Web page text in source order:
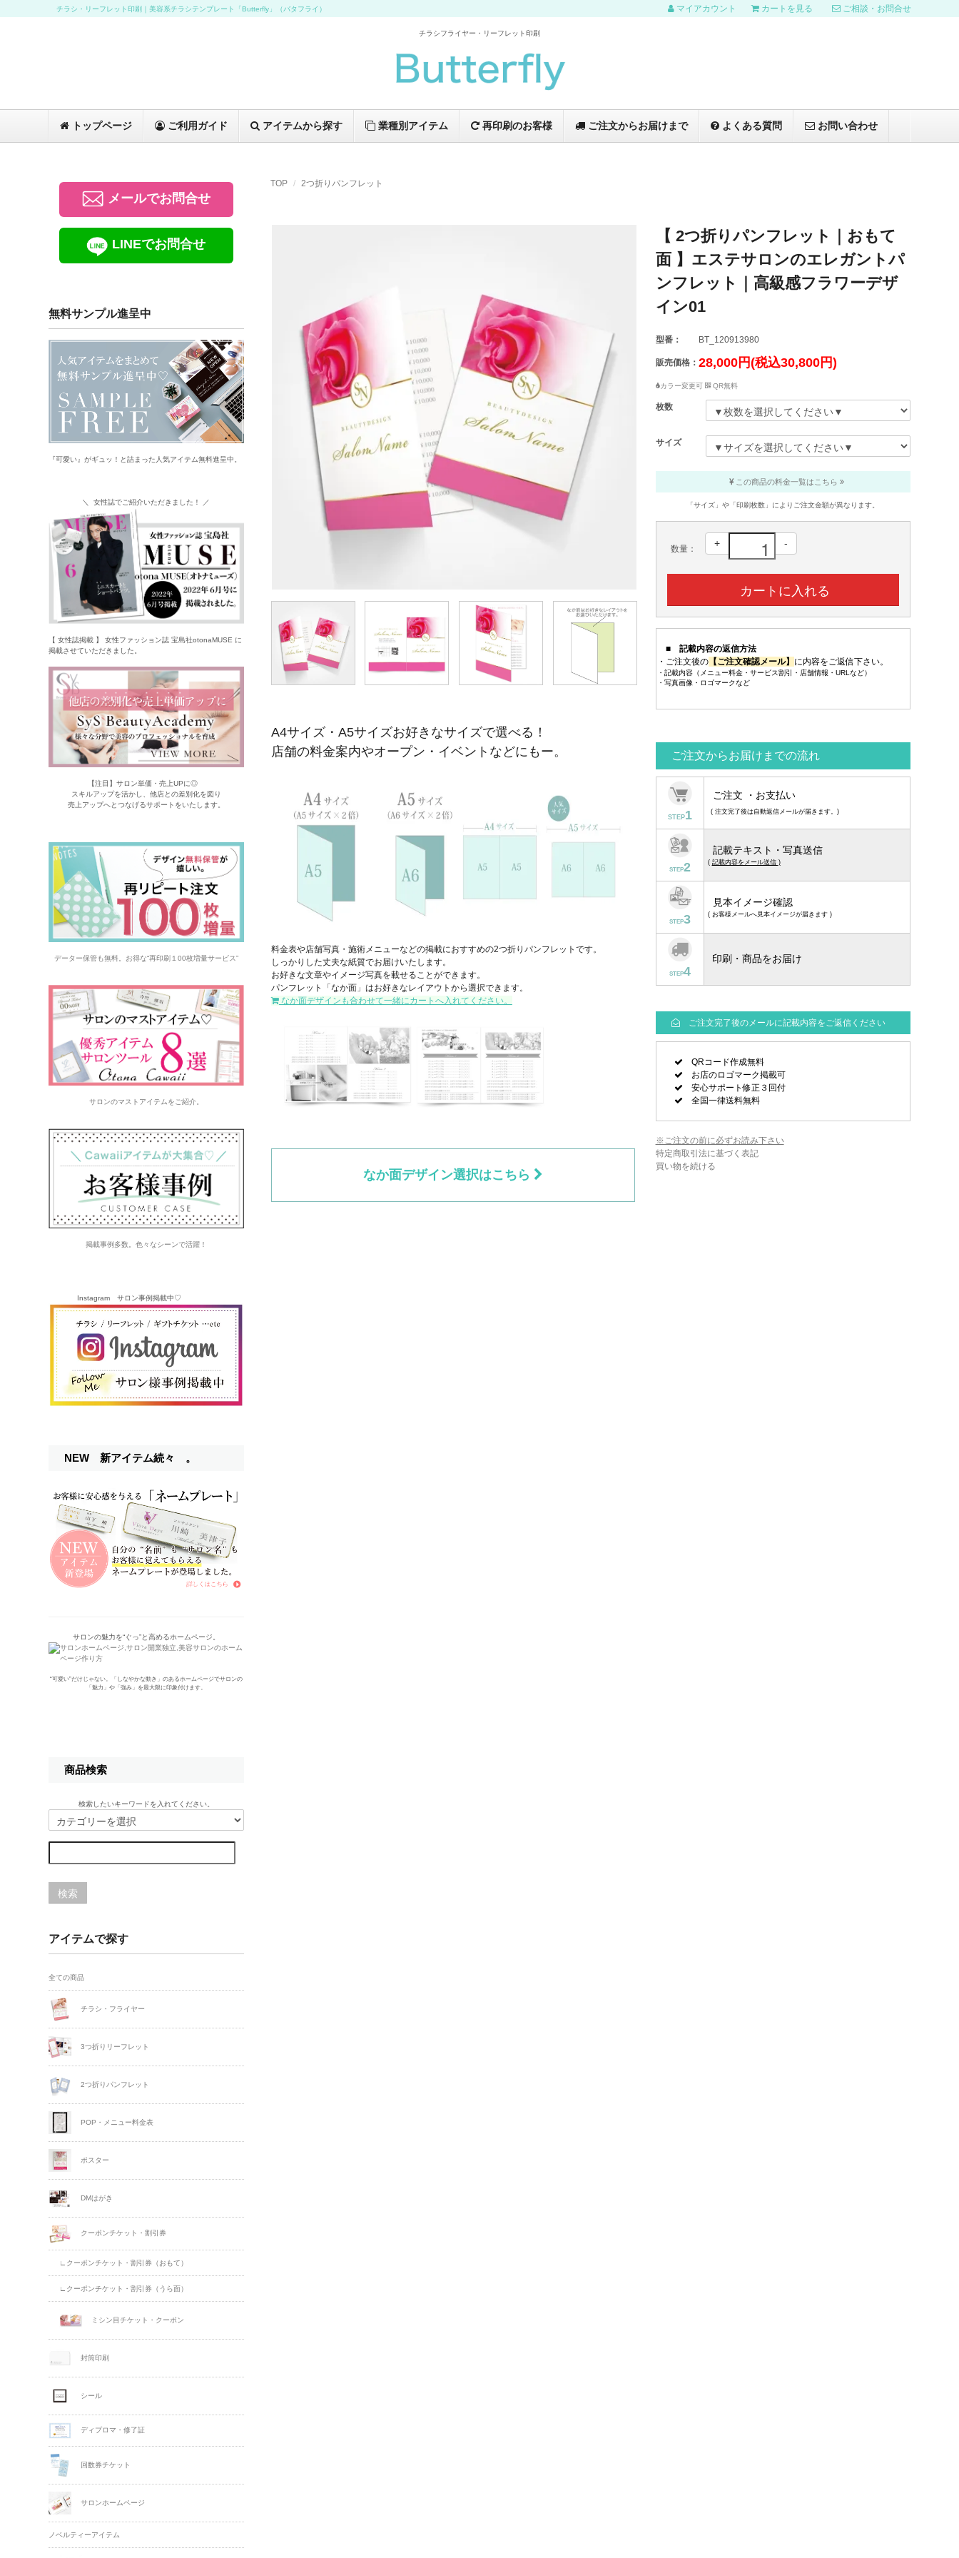
チラシ・リーフレット印刷｜美容系チラシテンプレート「Butterfly」（バタフライ） マイアカウント カートを見る ご相談・お問合せ
チラシフライヤー・リーフレット印刷
トップページ ご利用ガイド アイテムから探す 業種別アイテム 再印刷のお客様 ご注文からお届けまで よくある質問 お問い合わせ
TOP 2つ折りパンフレット
A4サイズ・A5サイズお好きなサイズで選べる！
店舗の料金案内やオープン・イベントなどにもー。
料金表や店舗写真・施術メニューなどの掲載におすすめの2つ折りパンフレットです。
しっかりした丈夫な紙質でお届けいたします。
お好きな文章やイメージ写真を載せることができます。
パンフレット「なか面」はお好きなレイアウトから選択できます。
なか面デザインも合わせて一緒にカートへ入れてください。
なか面デザイン選択はこちら
【 2つ折りパンフレット｜おもて
面 】エステサロンのエレガントパ
ンフレット｜高級感フラワーデザ
イン01
型番： BT_120913980
販売価格： 28,000円(税込30,800円)
カラー変更可 QR無料
枚数
サイズ
この商品の料金一覧はこちら
「サイズ」や「印刷枚数」によりご注文金額が異なります。
数量：
+ -
■ 記載内容の返信方法
・ご注文後の【ご注文確認メール】 に内容をご返信下さい。
・記載内容（メニュー料金・サービス割引・店舗情報・URLなど）
・写真画像・ロゴマークなど
ご注文からお届けまでの流れ
STEP1
ご注文 ・お支払い
( 注文完了後は自動返信メールが届きます。)
STEP2
記載テキスト・写真送信
( 記載内容をメール送信 )
STEP3
見本イメージ確認
( お客様メールへ見本イメージが届きます )
STEP4
印刷・商品をお届け
ご注文完了後のメールに記載内容をご返信ください
QRコード作成無料
お店のロゴマーク掲載可
安心サポート修正３回付
全国一律送料無料
※ご注文の前に必ずお読み下さい
特定商取引法に基づく表記
買い物を続ける
メールでお問合せ
LINEでお問合せ
無料サンプル進呈中
『可愛い』がギュッ！と詰まった人気アイテム無料進呈中。
＼ 女性誌でご紹介いただきました！ ／
【 女性誌掲載 】 女性ファッション誌 宝島社otonaMUSE に
掲載させていただきました。
【注目】サロン単価・売上UPに◎
スキルアップを活かし、他店との差別化を図り
売上アップへとつなげるサポートをいたします。
データー保管も無料。お得な“再印刷１00枚増量サービス”
サロンのマストアイテムをご紹介。
掲載事例多数。色々なシーンで活躍！
Instagram サロン事例掲載中♡
NEW 新アイテム続々 。
サロンの魅力を“ぐっ”と高めるホームページ。
“可愛い”だけじゃない。「しなやかな動き」のあるホームページでサロンの
「魅力」や「強み」を最大限に印象付けます。
商品検索
検索したいキーワードを入れてください。
検索
アイテムで探す
全ての商品
チラシ・フライヤー
3つ折りリーフレット
2つ折りパンフレット
POP・メニュー料金表
ポスター
DMはがき
クーポンチケット・割引券
∟クーポンチケット・割引券（おもて）
∟クーポンチケット・割引券（うら面）
ミシン目チケット・クーポン
封筒印刷
シール
ディプロマ・修了証
回数券チケット
サロンホームページ
ノベルティーアイテム